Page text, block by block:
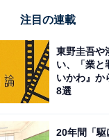
3位までの全ランキ
る
注目の連載
東野圭吾や
い、「業と
いかわ』か
8選
20年間「駆